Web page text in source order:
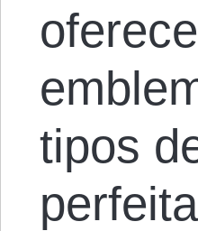
tipos